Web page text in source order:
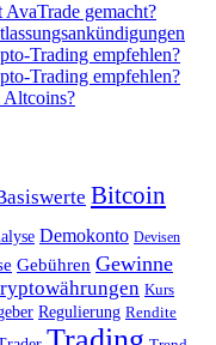
gemacht?
Trading empfehlen?
Trading empfehlen?
Bitcoin
Demokonto Devisen
Gebühren Gewinne
Kurs
Regulierung Rendite